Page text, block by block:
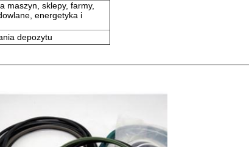
maszyn, sklepy, farmy,
energetyka i
depozytu